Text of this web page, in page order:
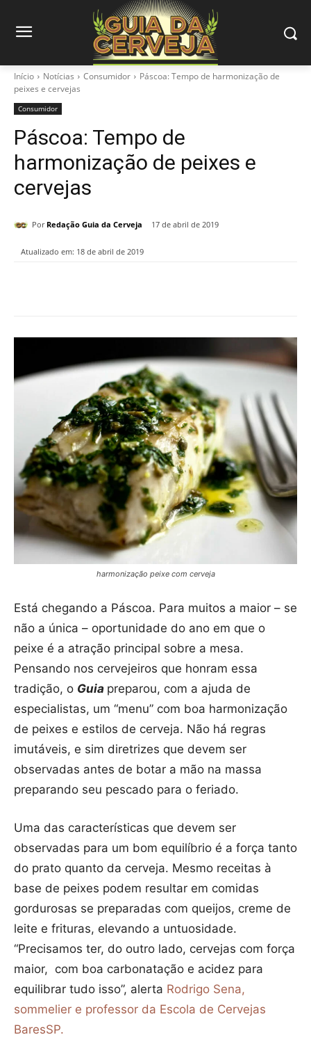
Início Notícias Consumidor
Páscoa: Tempo de harmonização de
peixes e cervejas
Consumidor
Páscoa: Tempo de
harmonização de peixes e
cervejas
Por Redação Guia da Cerveja 17 de abril de 2019
Atualizado em: 18 de abril de 2019
harmonização peixe com cerveja
Está chegando a Páscoa. Para muitos a maior – se
não a única – oportunidade do ano em que o
peixe é a atração principal sobre a mesa.
Pensando nos cervejeiros que honram essa
tradição, o Guia preparou, com a ajuda de
especialistas, um “menu” com boa harmonização
de peixes e estilos de cerveja. Não há regras
imutáveis, e sim diretrizes que devem ser
observadas antes de botar a mão na massa
preparando seu pescado para o feriado.
Uma das características que devem ser
observadas para um bom equilíbrio é a força tanto
do prato quanto da cerveja. Mesmo receitas à
base de peixes podem resultar em comidas
gordurosas se preparadas com queijos, creme de
leite e frituras, elevando a untuosidade.
“Precisamos ter, do outro lado, cervejas com força
maior, com boa carbonatação e acidez para
equilibrar tudo isso”, alerta Rodrigo Sena,
sommelier e professor da Escola de Cervejas
BaresSP.